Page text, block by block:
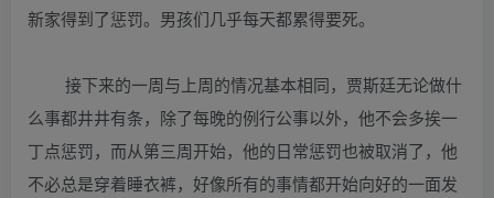
新家得到了惩罚。男孩们几乎每天都累得要死。
接下来的一周与上周的情况基本相同，贾斯廷无论做什
么事都井井有条，除了每晚的例行公事以外，他不会多挨一
丁点惩罚，而从第三周开始，他的日常惩罚也被取消了，他
不必总是穿着睡衣裤，好像所有的事情都开始向好的一面发